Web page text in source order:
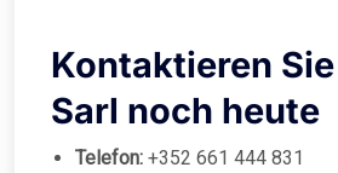
Kontaktieren
Sarl noch heute
Telefon: +352 661 444 831